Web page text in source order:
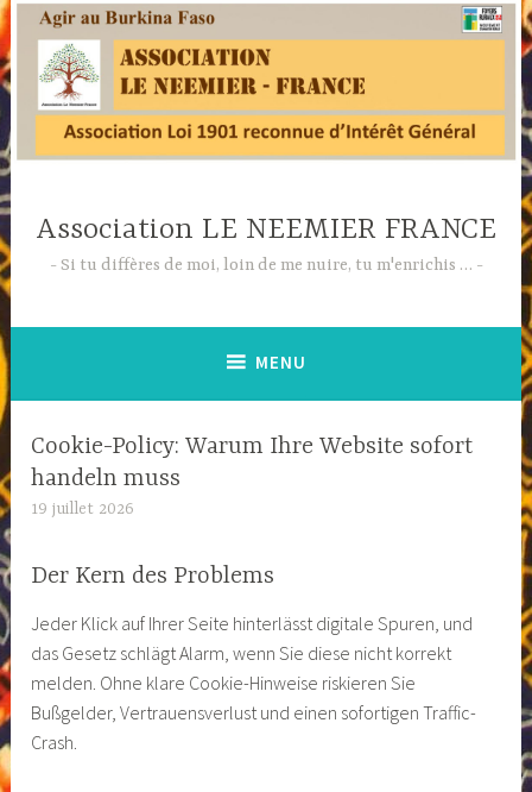
Accéder
au
contenu
principal
Association LE NEEMIER FRANCE
Si tu diffères de moi, loin de me nuire, tu m'enrichis …
MENU
Cookie-Policy: Warum Ihre Website sofort
handeln muss
19 juillet 2026
Der Kern des Problems
Jeder Klick auf Ihrer Seite hinterlässt digitale Spuren, und
das Gesetz schlägt Alarm, wenn Sie diese nicht korrekt
melden. Ohne klare Cookie-Hinweise riskieren Sie
Bußgelder, Vertrauensverlust und einen sofortigen Traffic-
Crash.